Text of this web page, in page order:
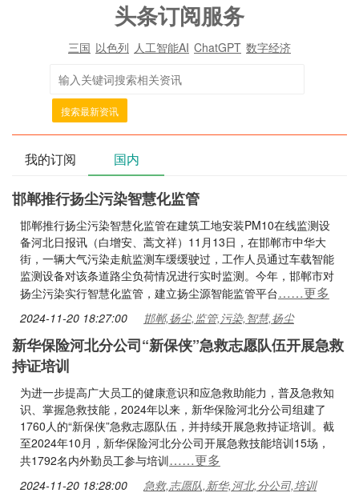
头条订阅服务
三国 以色列 人工智能AI ChatGPT 数字经济
搜索最新资讯
我的订阅 国内
邯郸推行扬尘污染智慧化监管
邯郸推行扬尘污染智慧化监管在建筑工地安装PM10在线监测设
备河北日报讯（白增安、蒿文祥）11月13日，在邯郸市中华大
街，一辆大气污染走航监测车缓缓驶过，工作人员通过车载智能
监测设备对该条道路尘负荷情况进行实时监测。今年，邯郸市对
扬尘污染实行智慧化监管，建立扬尘源智能监管平台……更多
2024-11-20 18:27:00 邯郸,扬尘,监管,污染,智慧,扬尘
新华保险河北分公司“新保侠”急救志愿队伍开展急救
持证培训
为进一步提高广大员工的健康意识和应急救助能力，普及急救知
识、掌握急救技能，2024年以来，新华保险河北分公司组建了
1760人的“新保侠”急救志愿队伍，并持续开展急救持证培训。截
至2024年10月，新华保险河北分公司开展急救技能培训15场，
共1792名内外勤员工参与培训……更多
2024-11-20 18:28:00 急救,志愿队,新华,河北,分公司,培训